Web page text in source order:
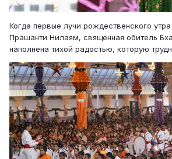
Когда первые лучи рождественского
Прашанти Нилаям, священная обитель
наполнена тихой радостью, которую